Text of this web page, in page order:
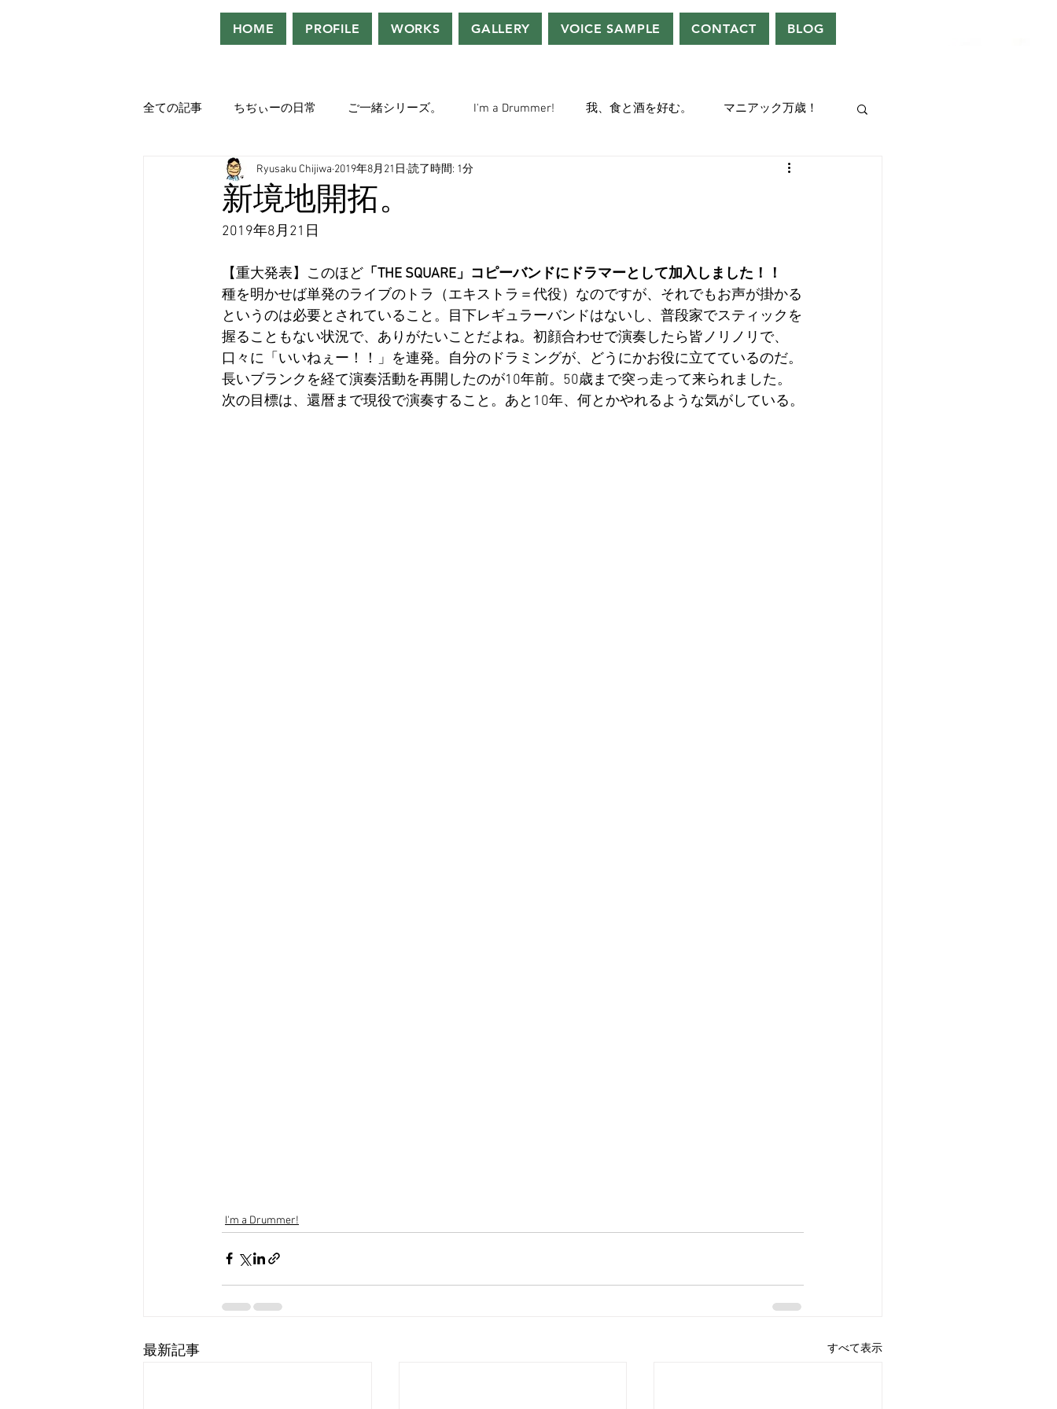
HOME PROFILE WORKS GALLERY VOICE SAMPLE CONTACT BLOG
全ての記事 ちぢぃーの日常 ご一緒シリーズ。 I'm a Drummer! 我、食と酒を好む。 マニアック万歳！
役者として、声優として。 ちぢぃー的VOWネタ。
吹き替えが好き！！ 「ウルトラ」の世界。
Saturdeay Scrapbook タツロー・マニア一年生。 ぬこ日記。 ＡＩ落書きシリーズ。
新境地開拓。
Ryusaku Chijiwa 2019年8月21日 読了時間: 1分
2019年8月21日
【重大発表】このほど 「THE SQUARE」コピーバンドにドラマーとして加入しました！！
種を明かせば単発のライブのトラ（エキストラ＝代役）なのですが、それでもお声が掛かる
というのは必要とされていること。目下レギュラーバンドはないし、普段家でスティックを
握ることもない状況で、ありがたいことだよね。初顔合わせで演奏したら皆ノリノリで、
口々に「いいねぇー！！」を連発。自分のドラミングが、どうにかお役に立てているのだ。
長いブランクを経て演奏活動を再開したのが10年前。50歳まで突っ走って来られました。
次の目標は、還暦まで現役で演奏すること。あと10年、何とかやれるような気がしている。
I'm a Drummer!
最新記事 すべて表示